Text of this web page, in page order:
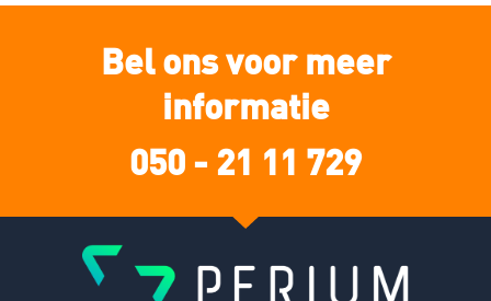
Bel ons voor meer
informatie
050 - 21 11 729